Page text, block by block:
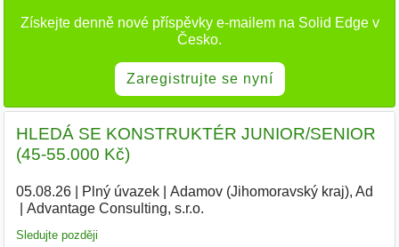
Získejte denně nové příspěvky e-mailem na Solid Edge v
Česko.
Zaregistrujte se nyní
HLEDÁ SE KONSTRUKTÉR JUNIOR/SENIOR
(45-55.000 Kč)
05.08.26| Plný úvazek| Adamov (Jihomoravský kraj), Ad
Advantage Consulting, s.r.o.
Sledujte později